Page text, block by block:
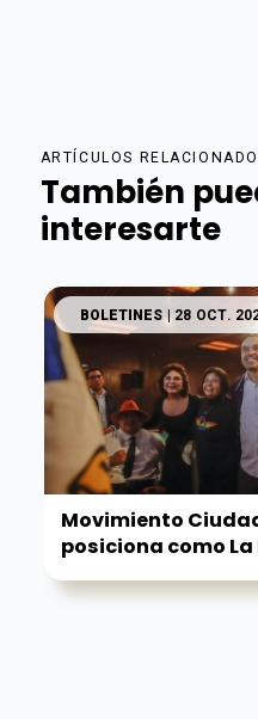
ARTÍCULOS
También
interesarte
BOLETINES | 28 OCT.
Movimiento
posiciona como La